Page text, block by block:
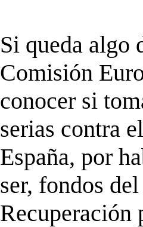
Si queda algo
Comisión
conocer si
serias contra
España, por
ser, fondos
Recuperación